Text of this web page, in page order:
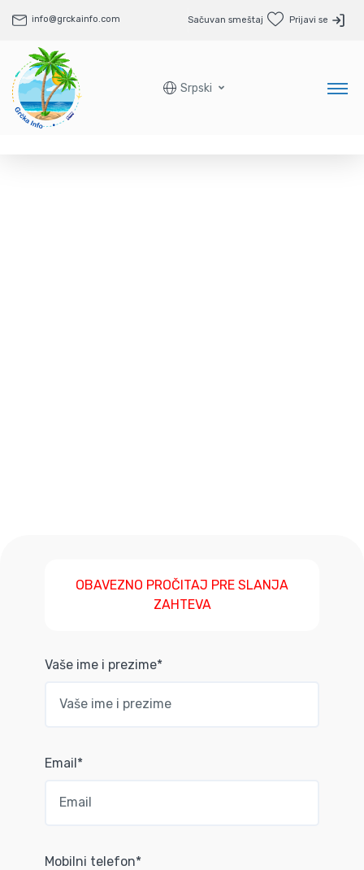
info@grckainfo.com Sačuvan smeštaj Prijavi se
Srpski
OBAVEZNO PROČITAJ PRE SLANJA
ZAHTEVA
Vaše ime i prezime*
Email*
Mobilni telefon*